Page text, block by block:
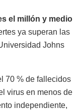
el millón y medio
ya superan las
Johns
70 % de fallecidos
virus en menos de
independiente,